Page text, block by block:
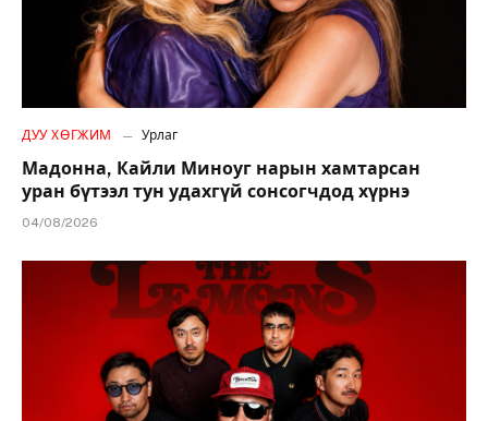
ДУУ ХӨГЖИМ Урлаг
Мадонна, Кайли Миноуг нарын хамтарсан
уран бүтээл тун удахгүй сонсогчдод хүрнэ
04/08/2026